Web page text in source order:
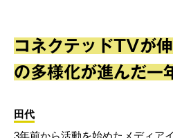
コネクテッドTVが
の多様化が進んだ一
田代